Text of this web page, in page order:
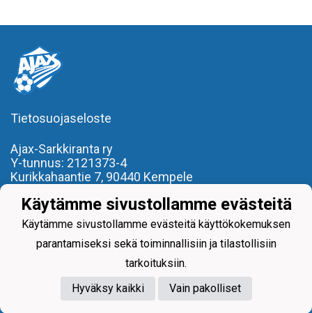
Tietosuojaseloste
Ajax-Sarkkiranta ry
Y-tunnus: 2121373-4
Kurikkahaantie 7, 90440 Kempele
toimisto(at)ajaxsarkkiranta.fi
- REILU PELI, REILU KAVERI -
Käytämme sivustollamme evästeitä
Käytämme sivustollamme evästeitä käyttökokemuksen
parantamiseksi sekä toiminnallisiin ja tilastollisiin
tarkoituksiin.
Hyväksy kaikki
Vain pakolliset